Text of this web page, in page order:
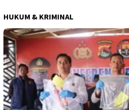
HUKUM & KRIMINAL